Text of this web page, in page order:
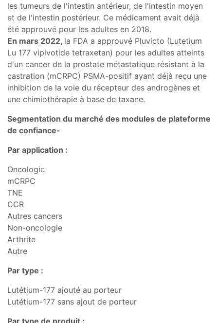
les tumeurs de l'intestin antérieur, de l'intestin moyen
et de l'intestin postérieur. Ce médicament avait déjà
été approuvé pour les adultes en 2018.
En mars 2022, la FDA a approuvé Pluvicto (Lutetium
Lu 177 vipivotide tetraxetan) pour les adultes atteints
d'un cancer de la prostate métastatique résistant à la
castration (mCRPC) PSMA-positif ayant déjà reçu une
inhibition de la voie du récepteur des androgènes et
une chimiothérapie à base de taxane.
Segmentation du marché des modules de plateforme
de confiance-
Par application :
Oncologie
mCRPC
TNE
CCR
Autres cancers
Non-oncologie
Arthrite
Autre
Par type :
Lutétium-177 ajouté au porteur
Lutétium-177 sans ajout de porteur
Par type de produit :